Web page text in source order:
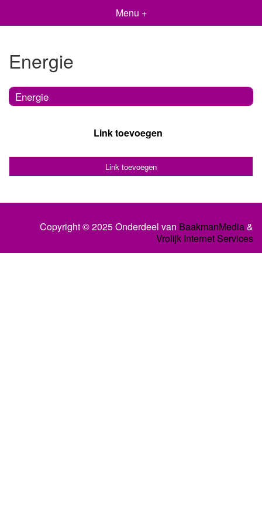
Menu +
Energie
Energie
Link toevoegen
Link toevoegen
Copyright © 2025 Onderdeel van BaakmanMedia&
Vrolijk Internet Services